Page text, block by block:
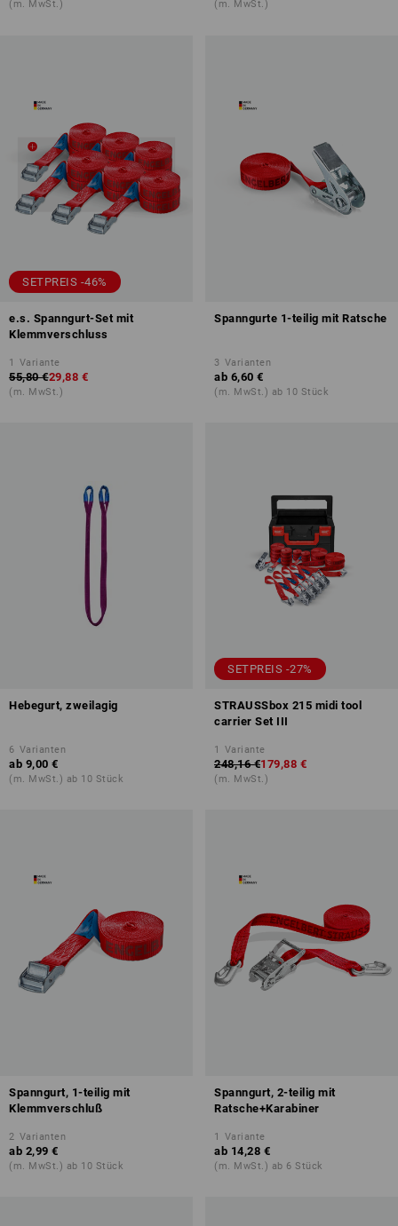
(m. MwSt.) (m. MwSt.)
SETPREIS -46%
e.s. Spanngurt-Set mit
Klemmverschluss
1 Variante
55,80 €29,88 €
(m. MwSt.)
Spanngurte 1-teilig mit Ratsche
3 Varianten
ab 6,60 €
(m. MwSt.) ab 10 Stück
Hebegurt, zweilagig
6 Varianten
ab 9,00 €
(m. MwSt.) ab 10 Stück
SETPREIS -27%
STRAUSSbox 215 midi tool
carrier Set III
1 Variante
248,16 €179,88 €
(m. MwSt.)
Spanngurt, 1-teilig mit
Klemmverschluß
2 Varianten
ab 2,99 €
(m. MwSt.) ab 10 Stück
Spanngurt, 2-teilig mit
Ratsche+Karabiner
1 Variante
ab 14,28 €
(m. MwSt.) ab 6 Stück